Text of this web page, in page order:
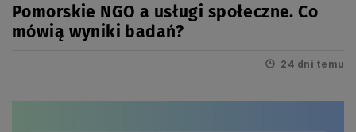
Pomorskie NGO a usługi społeczne. Co
mówią wyniki badań?
24 dni temu